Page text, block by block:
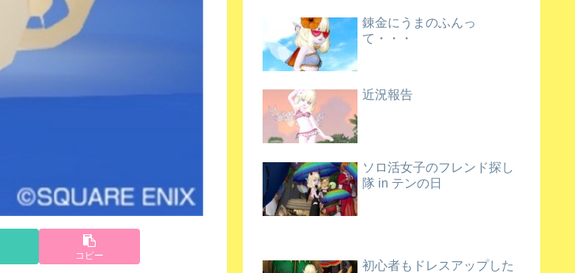
コピー
錬金にうまのふんっ
て・・・
近況報告
ソロ活女子のフレンド探し
隊 in テンの日
初心者もドレスアップした